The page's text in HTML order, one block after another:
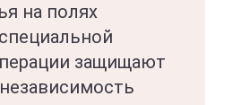
на полях
защищают